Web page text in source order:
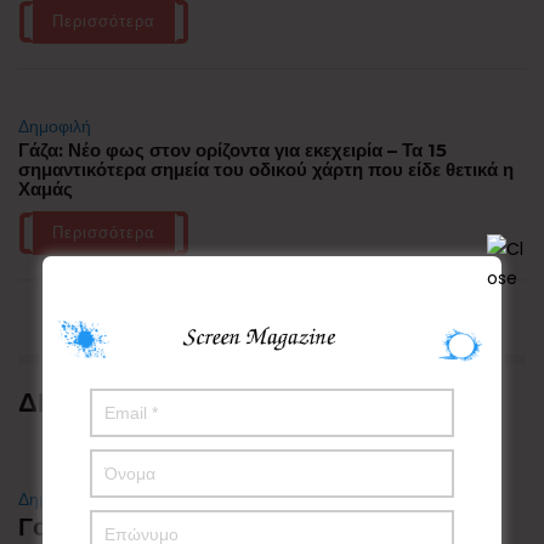
Περισσότερα
Δημοφιλή
Γάζα: Νέο φως στον ορίζοντα για εκεχειρία – Τα 15
σημαντικότερα σημεία του οδικού χάρτη που είδε θετικά η
Χαμάς
Περισσότερα
ΔΗΜΟΦΙΛΗ
Δημοφιλή
Γουατεμάλα: Σε ύφεση η δραστηριότητα